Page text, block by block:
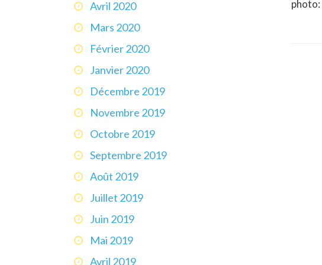
photo:
Avril 2020
Mars 2020
Février 2020
Janvier 2020
Décembre 2019
Novembre 2019
Octobre 2019
Septembre 2019
Août 2019
Juillet 2019
Juin 2019
Mai 2019
Avril 2019